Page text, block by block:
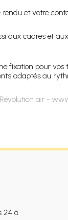
et votre
aux cadres et
pour vos
adaptés au
air -
24 à